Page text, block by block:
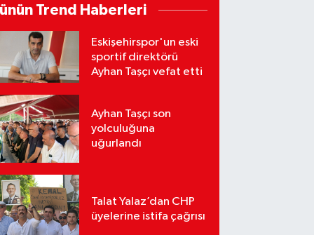
Trend Haberleri
Eskişehirspor'un eski
sportif direktörü
Ayhan Taşçı vefat etti
Ayhan Taşçı son
yolculuğuna
uğurlandı
Talat Yalaz’dan CHP
üyelerine istifa çağrısı